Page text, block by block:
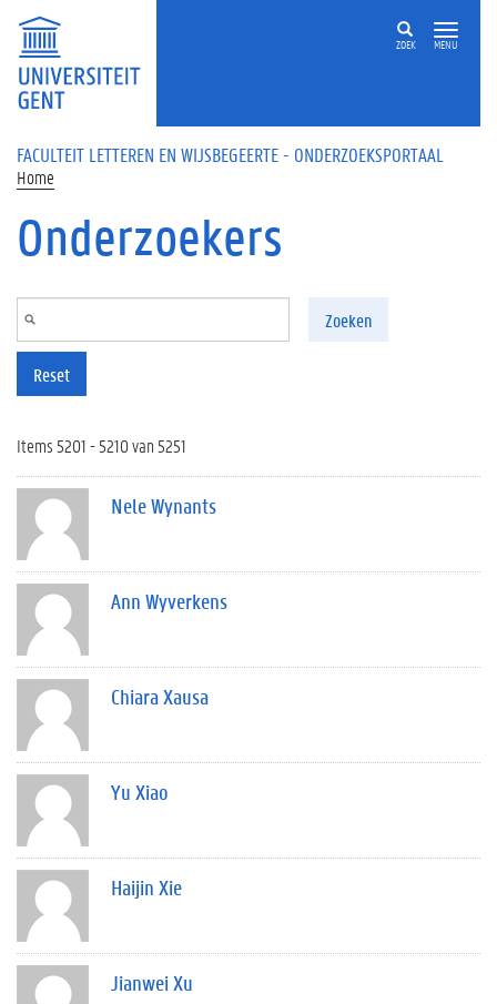
Overslaan en naar de inhoud gaan
ZOEK MENU
FACULTEIT LETTEREN EN WIJSBEGEERTE - ONDERZOEKSPORTAAL
Home
Onderzoekers
Zoeken
Reset
Items 5201 - 5210 van 5251
Nele Wynants
Ann Wyverkens
Chiara Xausa
Yu Xiao
Haijin Xie
Jianwei Xu